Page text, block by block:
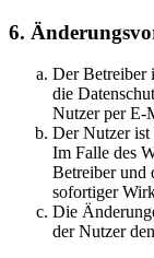
6.
Der Betreiber
die
Nutzer per E-
Der Nutzer ist
Im Falle des
Betreiber und
sofortiger
Die
der Nutzer